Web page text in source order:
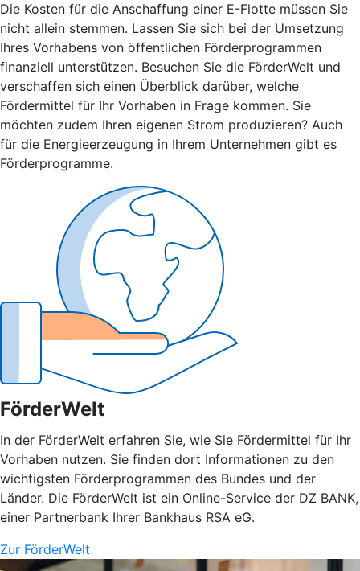
Die Kosten für die Anschaffung einer E-Flotte müssen Sie
nicht allein stemmen. Lassen Sie sich bei der Umsetzung
Ihres Vorhabens von öffentlichen Förderprogrammen
finanziell unterstützen. Besuchen Sie die FörderWelt und
verschaffen sich einen Überblick darüber, welche
Fördermittel für Ihr Vorhaben in Frage kommen. Sie
möchten zudem Ihren eigenen Strom produzieren? Auch
für die Energieerzeugung in Ihrem Unternehmen gibt es
Förderprogramme.
FörderWelt
In der FörderWelt erfahren Sie, wie Sie Fördermittel für Ihr
Vorhaben nutzen. Sie finden dort Informationen zu den
wichtigsten Förderprogrammen des Bundes und der
Länder. Die FörderWelt ist ein Online-Service der DZ BANK,
einer Partnerbank Ihrer Bankhaus RSA eG.
Zur FörderWelt